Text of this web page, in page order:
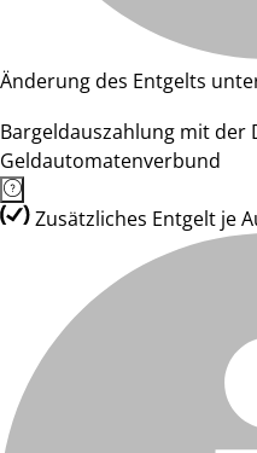
Änderung des Entgelts
Bargeldauszahlung mit der
Geldautomatenverbund
Zusätzliches Entgelt je